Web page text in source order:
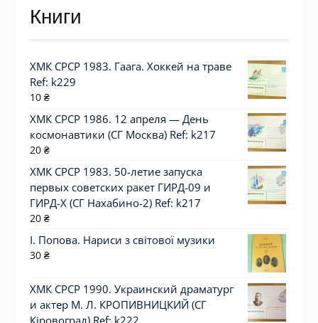
Книги
ХМК СРСР 1983. Гаага. Хоккей на траве
Ref: k229
10 ₴
ХМК СРСР 1986. 12 апреля — День
космонавтики (СГ Москва) Ref: k217
20 ₴
ХМК СРСР 1983. 50-летие запуска
первых советских ракет ГИРД-09 и
ГИРД-Х (СГ Нахабино-2) Ref: k217
20 ₴
І. Попова. Нариси з світової музики
30 ₴
ХМК СРСР 1990. Украинский драматург
и актер М. Л. КРОПИВНИЦКИЙ (СГ
Кіровоград) Ref: k222